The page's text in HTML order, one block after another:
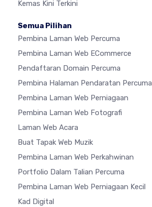
Kemas Kini Terkini
Semua Pilihan
Pembina Laman Web Percuma
Pembina Laman Web ECommerce
Pendaftaran Domain Percuma
Pembina Halaman Pendaratan Percuma
Pembina Laman Web Perniagaan
Pembina Laman Web Fotografi
Laman Web Acara
Buat Tapak Web Muzik
Pembina Laman Web Perkahwinan
Portfolio Dalam Talian Percuma
Pembina Laman Web Perniagaan Kecil
Kad Digital